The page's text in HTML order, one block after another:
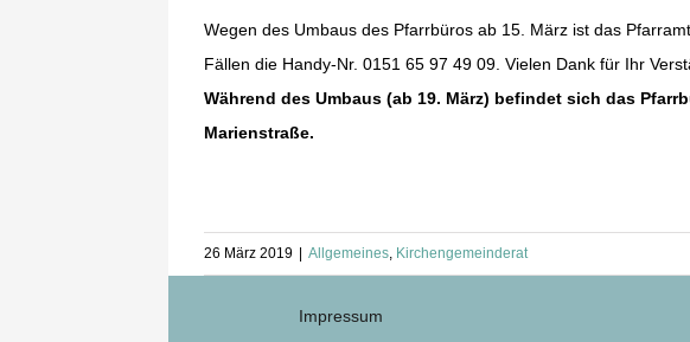
Wegen des Umbaus des Pfarrbüros ab 15. März ist das
Fällen die Handy-Nr. 0151 65 97 49 09. Vielen Dank für Ihr
Während des Umbaus (ab 19. März) befindet sich das
Marienstraße.
26 März 2019 Allgemeines, Kirchengemeinderat
Impressum